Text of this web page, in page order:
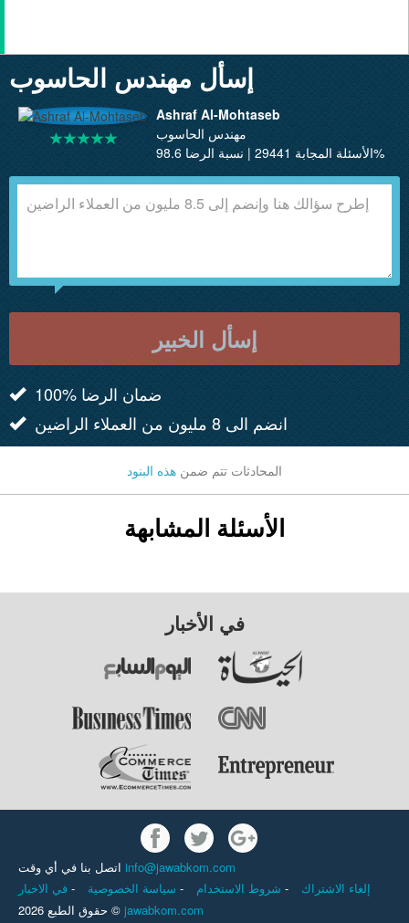
إسأل مهندس الحاسوب
Ashraf Al-Mohtaseb
مهندس الحاسوب
الأسئلة المجابة 29441 | نسبة الرضا 98.6%
إسأل الخبير
100% ضمان الرضا
انضم الى 8 مليون من العملاء الراضين
المحادثات تتم ضمن هذه البنود
الأسئلة المشابهة
في الأخبار
info@jawabkom.com
- - -
إلغاء الاشتراك
حقوق الطبع 2026 © jawabkom.com